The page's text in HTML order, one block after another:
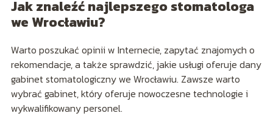
Jak znaleźć najlepszego stomatologa
we Wrocławiu?
Warto poszukać opinii w Internecie, zapytać znajomych o
rekomendacje, a także sprawdzić, jakie usługi oferuje dany
gabinet stomatologiczny we Wrocławiu. Zawsze warto
wybrać gabinet, który oferuje nowoczesne technologie i
wykwalifikowany personel.